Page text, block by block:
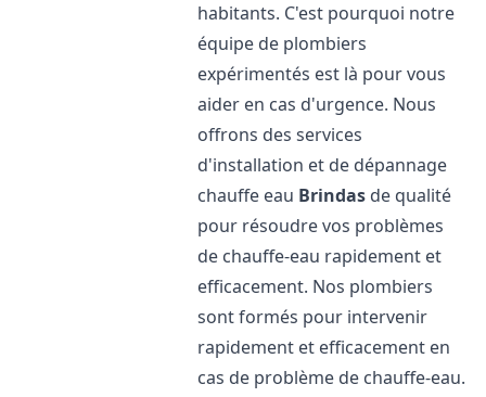
habitants. C'est pourquoi notre
équipe de plombiers
expérimentés est là pour vous
aider en cas d'urgence. Nous
offrons des services
d'installation et de dépannage
chauffe eau Brindas de qualité
pour résoudre vos problèmes
de chauffe-eau rapidement et
efficacement. Nos plombiers
sont formés pour intervenir
rapidement et efficacement en
cas de problème de chauffe-eau.